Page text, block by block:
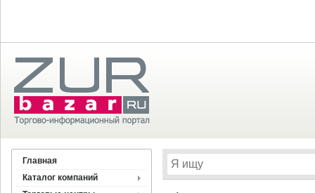
Главная
Каталог компаний